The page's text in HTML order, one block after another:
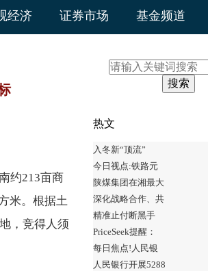
经济 证券市场 基金频道
约213亩商
米。根据土
，竞得人须
搜索
热文
入冬新“顶流”
今日视点:铁路元
陕煤集团在湘最大
深化战略合作、共
精准止付断黑手
PriceSeek提醒：
每日焦点!人民银
人民银行开展5288